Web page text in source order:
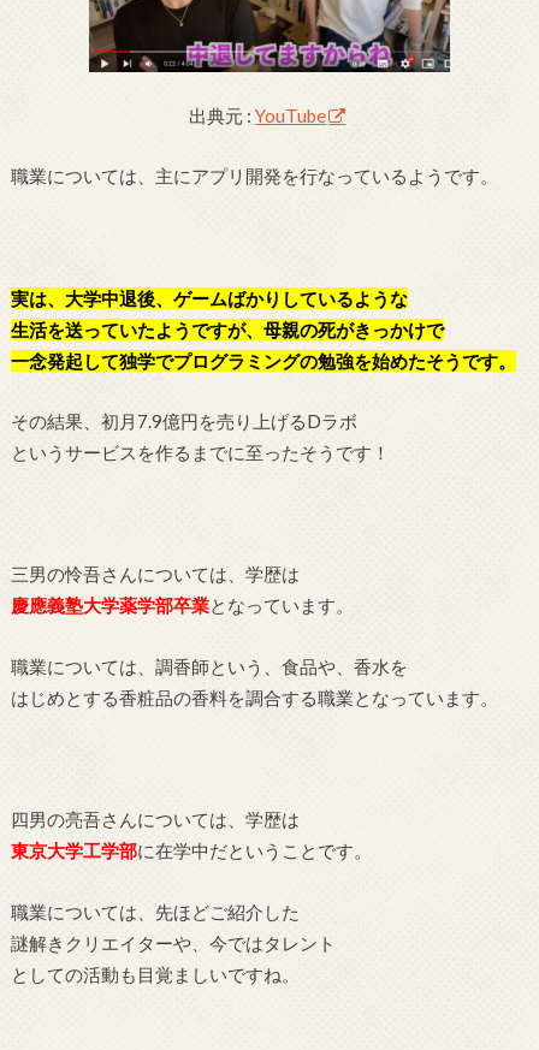
出典元 :YouTube
職業については、主にアプリ開発を行なっているようです。
実は、大学中退後、ゲームばかりしているような
生活を送っていたようですが、母親の死がきっかけで
一念発起して独学でプログラミングの勉強を始めたそうです。
その結果、初月7.9億円を売り上げるDラボ
というサービスを作るまでに至ったそうです！
三男の怜吾さんについては、学歴は
慶應義塾大学薬学部卒業となっています。
職業については、調香師という、食品や、香水を
はじめとする香粧品の香料を調合する職業となっています。
四男の亮吾さんについては、学歴は
東京大学工学部に在学中だということです。
職業については、先ほどご紹介した
謎解きクリエイターや、今ではタレント
としての活動も目覚ましいですね。